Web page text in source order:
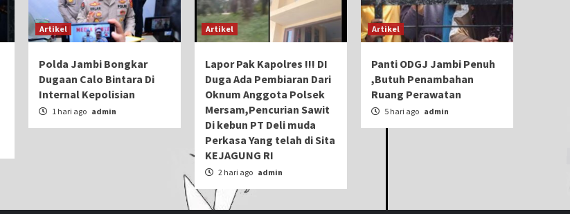
Artikel
Polda Jambi Bongkar
Dugaan Calo Bintara Di
Internal Kepolisian
1 hari ago admin
Artikel
Lapor Pak Kapolres !!! DI
Duga Ada Pembiaran Dari
Oknum Anggota Polsek
Mersam,Pencurian Sawit
Di kebun PT Deli muda
Perkasa Yang telah di Sita
KEJAGUNG RI
2 hari ago admin
Artikel
Panti ODGJ Jambi Penuh
,Butuh Penambahan
Ruang Perawatan
5 hari ago admin